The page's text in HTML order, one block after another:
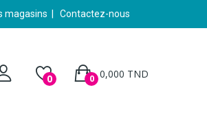
magasins Contactez-nous
0 0,000 TND
0